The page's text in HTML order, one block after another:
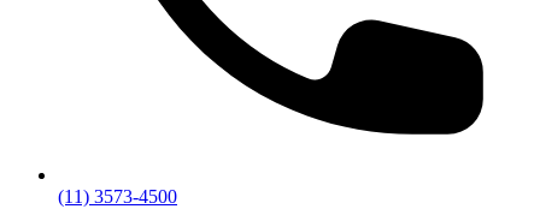
(11) 3573-4500